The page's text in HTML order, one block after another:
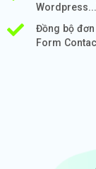
Đồng bộ
Form